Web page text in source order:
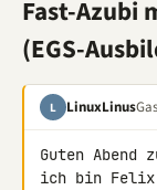
Fast-Azubi
(EGS-
L LinuxLinus
Guten Abend
ich bin Felix,